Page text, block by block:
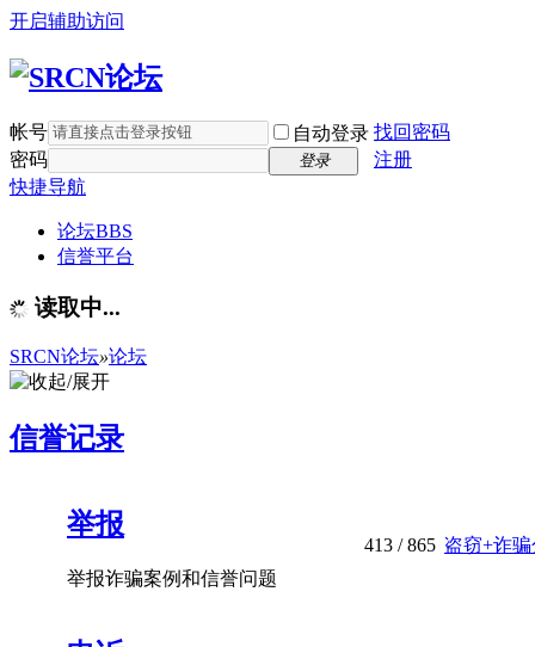
开启辅助访问
帐号 自动登录 找回密码
密码
登录
注册
快捷导航
论坛BBS
信誉平台
读取中...
SRCN论坛»论坛
信誉记录
举报
举报诈骗案例和信誉问题
413 / 865 盗窃+诈